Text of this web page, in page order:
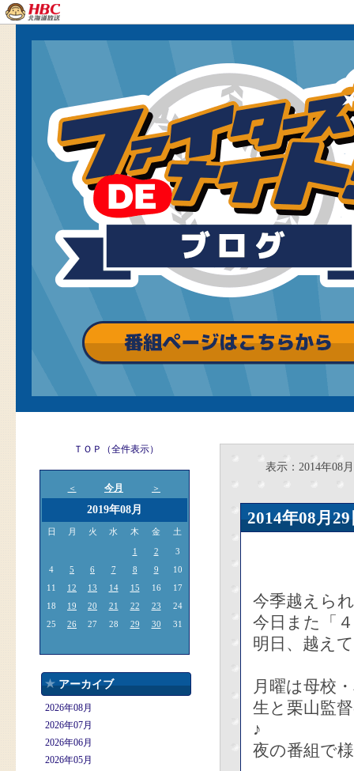
ＴＯＰ（全件表示）
＜ 今月 ＞
2019年08月
日 月 火 水 木 金 土
1 2
3
4
5 6 7 8 9
10
11
12 13 14 15 16
17
18
19 20 21 22 23
24
25
26 27 28 29 30 31
アーカイブ
2026年08月
2026年07月
2026年06月
2026年05月
表示：2014年08月
2014年08
今季越えら
今日また「
明日、越え
月曜は母校
生と栗山監
♪
夜の番組で